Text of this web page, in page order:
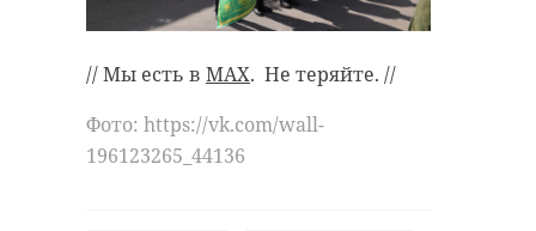
// Мы есть в MAX. Не теряйте. //
Фото: https://vk.com/wall-
196123265_44136